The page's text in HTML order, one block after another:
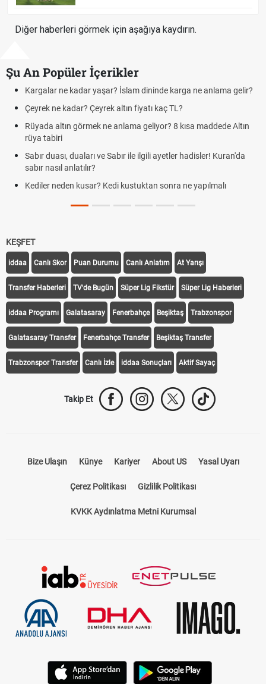
Diğer haberleri görmek için aşağıya kaydırın.
Şu An Popüler İçerikler
Futbolda ofsayt nedir? Ofsayt nasıl anlatılır?
Kravat nasıl bağlanır? En kolay kravat bağlama yöntemi
Cemre düştü mü? Kış cemresi ne zaman düşer? Cemre düştü ne
demek
Rüyada kedi görmek en anlama geliyor? Kedi rüya tabiri
Evde çilek reçeli nasıl yapılır? Kimsenin bilmediği farklı çilek reçeli
tarifi
KEŞFET
iddaa Canlı Skor Puan Durumu Canlı Anlatım At Yarışı
Transfer Haberleri TV'de Bugün Süper Lig Fikstür Süper Lig Haberleri
iddaa Programı Galatasaray Fenerbahçe Beşiktaş Trabzonspor
Galatasaray Transfer Fenerbahçe Transfer Beşiktaş Transfer
Trabzonspor Transfer Canlı İzle iddaa Sonuçları Aktif Sayaç
Takip Et
Bize Ulaşın Künye Kariyer About US Yasal Uyarı
Çerez Politikası Gizlilik Politikası
KVKK Aydınlatma Metni Kurumsal